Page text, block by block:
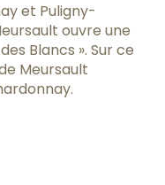
et Puligny-
ouvre une
Blancs ». Sur ce
Meursault